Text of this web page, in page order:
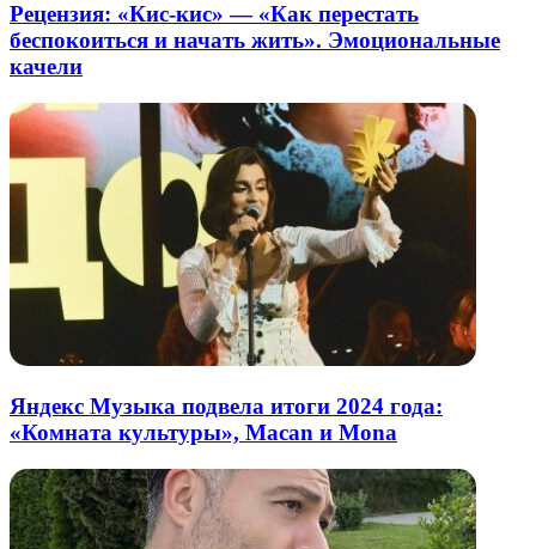
Рецензия: «Кис-кис» — «Как перестать
беспокоиться и начать жить». Эмоциональные
качели
Яндекс Музыка подвела итоги 2024 года:
«Комната культуры», Macan и Mona